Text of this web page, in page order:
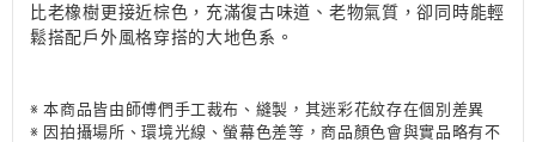
比老橡樹更接近棕色，充滿復古味道、老物氣質，卻同時能輕
鬆搭配戶外風格穿搭的大地色系。
※ 本商品皆由師傅們手工裁布、縫製，其迷彩花紋存在個別差異
※ 因拍攝場所、環境光線、螢幕色差等，商品顏色會與實品略有不